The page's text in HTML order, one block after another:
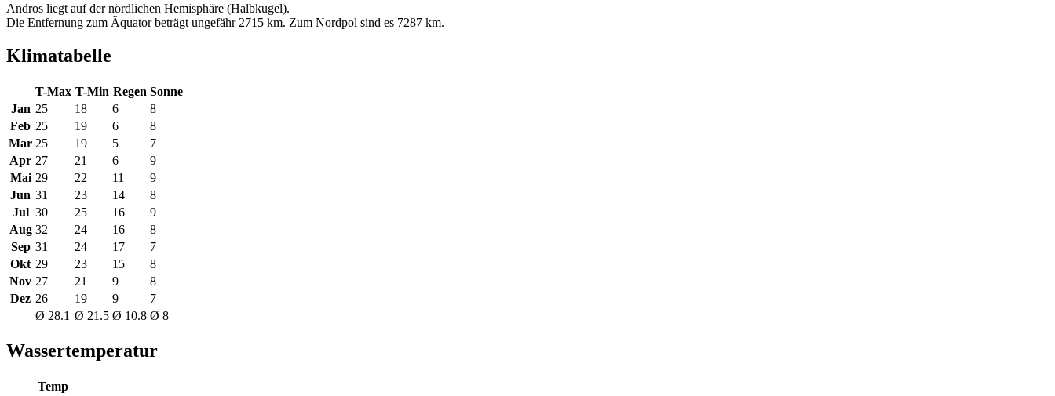
Andros liegt auf der nördlichen Hemisphäre (Halbkugel).
Die Entfernung zum Äquator beträgt ungefähr 2715 km. Zum Nordpol sind es 7287 km.
Klimatabelle
T-Max T-Min Regen Sonne
Jan 25 18 6
8
Feb 25 19 6
8
Mar 25 19 5
7
Apr 27 21 6
9
Mai 29 22 11
9
Jun 31 23 14
8
Jul 30 25 16
9
Aug 32 24 16
8
Sep 31 24 17
7
Okt 29 23 15
8
Nov 27 21 9
8
Dez 26 19 9
7
Ø 28.1 Ø 21.5 Ø 10.8 Ø 8
Wassertemperatur
Temp